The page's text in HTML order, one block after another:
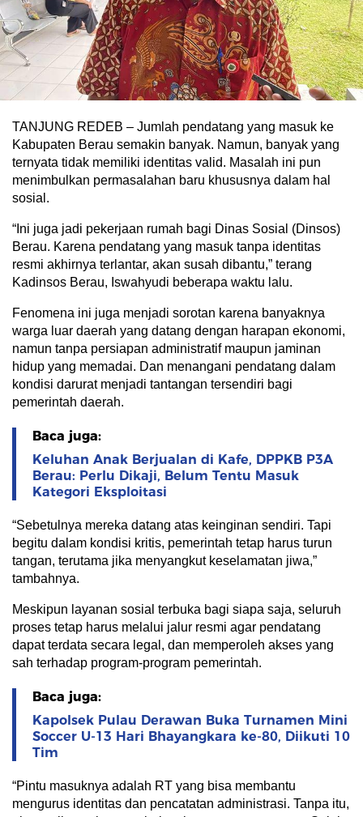
TANJUNG REDEB – Jumlah pendatang yang masuk ke
Kabupaten Berau semakin banyak. Namun, banyak yang
ternyata tidak memiliki identitas valid. Masalah ini pun
menimbulkan permasalahan baru khususnya dalam hal
sosial.
“Ini juga jadi pekerjaan rumah bagi Dinas Sosial (Dinsos)
Berau. Karena pendatang yang masuk tanpa identitas
resmi akhirnya terlantar, akan susah dibantu,” terang
Kadinsos Berau, Iswahyudi beberapa waktu lalu.
Fenomena ini juga menjadi sorotan karena banyaknya
warga luar daerah yang datang dengan harapan ekonomi,
namun tanpa persiapan administratif maupun jaminan
hidup yang memadai. Dan menangani pendatang dalam
kondisi darurat menjadi tantangan tersendiri bagi
pemerintah daerah.
Baca juga:
Keluhan Anak Berjualan di Kafe, DPPKB P3A
Berau: Perlu Dikaji, Belum Tentu Masuk
Kategori Eksploitasi
“Sebetulnya mereka datang atas keinginan sendiri. Tapi
begitu dalam kondisi kritis, pemerintah tetap harus turun
tangan, terutama jika menyangkut keselamatan jiwa,”
tambahnya.
Meskipun layanan sosial terbuka bagi siapa saja, seluruh
proses tetap harus melalui jalur resmi agar pendatang
dapat terdata secara legal, dan memperoleh akses yang
sah terhadap program-program pemerintah.
Baca juga:
Kapolsek Pulau Derawan Buka Turnamen Mini
Soccer U-13 Hari Bhayangkara ke-80, Diikuti 10
Tim
“Pintu masuknya adalah RT yang bisa membantu
mengurus identitas dan pencatatan administrasi. Tanpa itu,